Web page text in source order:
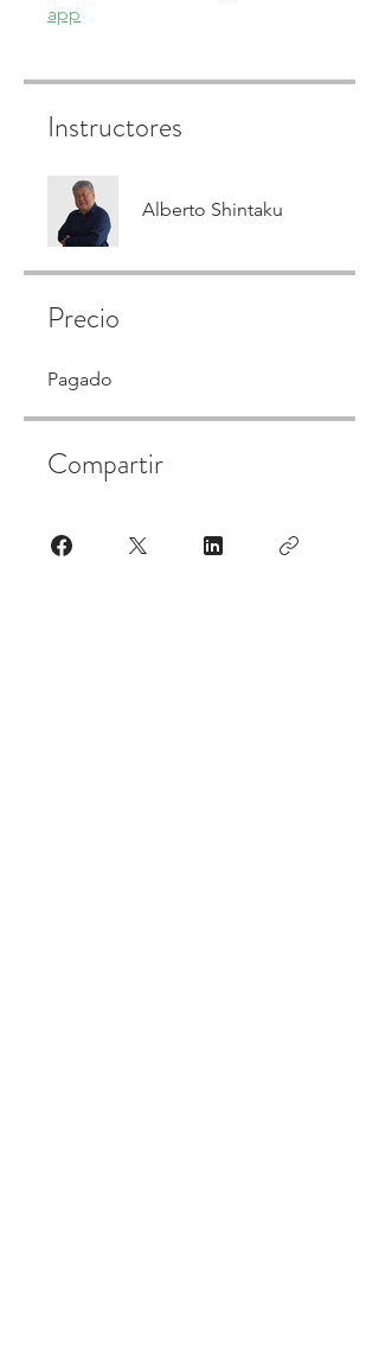
app
Instructores
Alberto Shintaku
Precio
Pagado
Compartir